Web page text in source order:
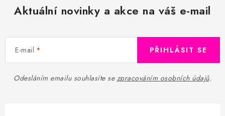
Aktuální novinky a akce na váš e-mail
E-mail
Odesláním emailu souhlasíte se zpracováním osobních údajů.
PŘIHLÁSIT SE